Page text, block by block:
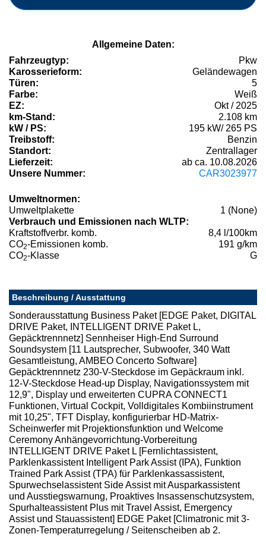
Allgemeine Daten:
Fahrzeugtyp:
Pkw
Karosserieform:
Geländewagen
Türen:
5
Farbe:
Weiß
EZ:
Okt / 2025
km-Stand:
2.108 km
kW / PS:
195 kW/ 265 PS
Treibstoff:
Benzin
Standort:
Zentrallager
Lieferzeit:
ab ca. 10.08.2026
Unsere Nummer:
CAR3023977
Umweltnormen:
Umweltplakette
1 (None)
Verbrauch und Emissionen nach WLTP:
Kraftstoffverbr. komb.
8,4 l/100km
CO2-Emissionen komb.
191 g/km
CO2-Klasse G
Beschreibung / Ausstattung
Sonderausstattung Business Paket [EDGE Paket, DIGITAL
DRIVE Paket, INTELLIGENT DRIVE Paket L,
Gepäcktrennnetz] Sennheiser High-End Surround
Soundsystem [11 Lautsprecher, Subwoofer, 340 Watt
Gesamtleistung, AMBEO Concerto Software]
Gepäcktrennnetz 230-V-Steckdose im Gepäckraum inkl.
12-V-Steckdose Head-up Display, Navigationssystem mit
12,9", Display und erweiterten CUPRA CONNECT1
Funktionen, Virtual Cockpit, Volldigitales Kombiinstrument
mit 10,25", TFT Display, konfigurierbar HD-Matrix-
Scheinwerfer mit Projektionsfunktion und Welcome
Ceremony Anhängevorrichtung-Vorbereitung
INTELLIGENT DRIVE Paket L [Fernlichtassistent,
Parklenkassistent Intelligent Park Assist (IPA), Funktion
Trained Park Assist (TPA) für Parklenkassassistent,
Spurwechselassistent Side Assist mit Ausparkassistent
und Ausstiegswarnung, Proaktives Insassenschutzsystem,
Spurhalteassistent Plus mit Travel Assist, Emergency
Assist und Stauassistent] EDGE Paket [Climatronic mit 3-
Zonen-Temperaturregelung / Seitenscheiben ab 2.